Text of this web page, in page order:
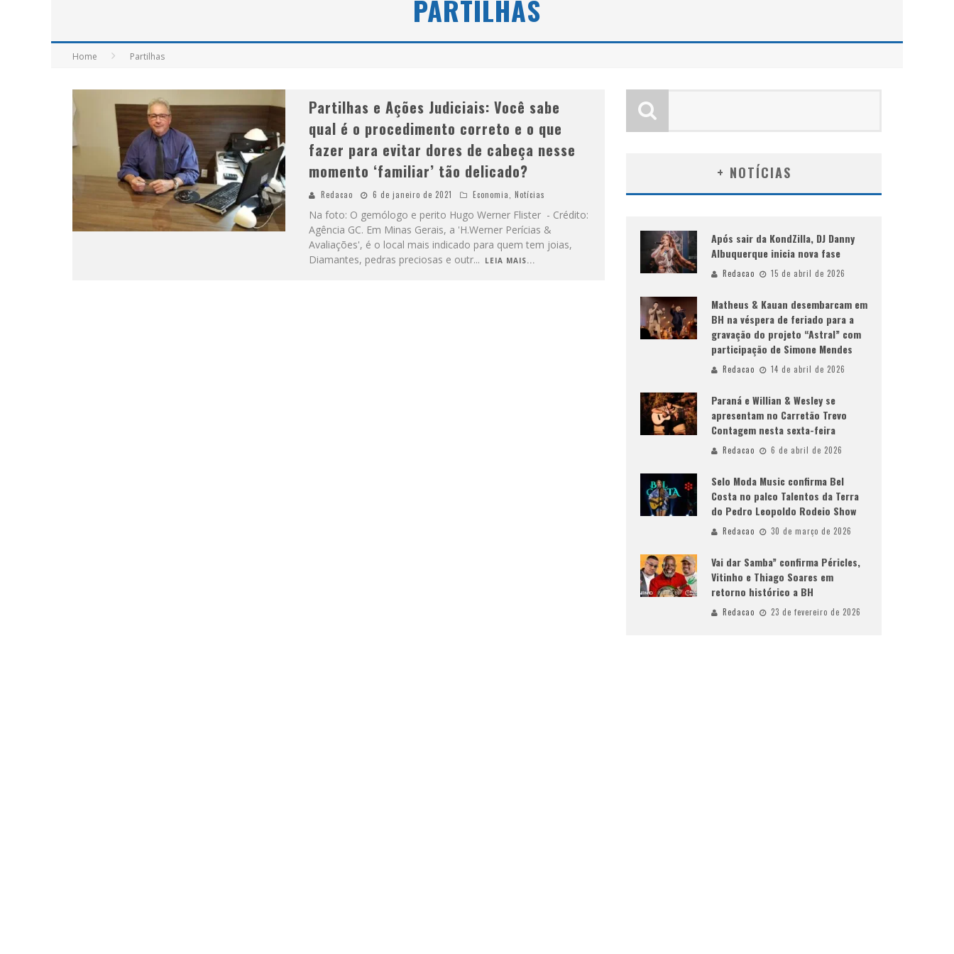
PARTILHAS
Home Partilhas
Partilhas e Ações Judiciais: Você sabe
qual é o procedimento correto e o que
fazer para evitar dores de cabeça nesse
momento ‘familiar’ tão delicado?
Redacao 6 de janeiro de 2021 Economia Notícias
Na foto: O gemólogo e perito Hugo Werner Flister - Crédito:
Agência GC. Em Minas Gerais, a 'H.Werner Perícias &
Avaliações', é o local mais indicado para quem tem joias,
Diamantes, pedras preciosas e outr... LEIA MAIS...
+ NOTÍCIAS
Após sair da KondZilla, DJ Danny
Albuquerque inicia nova fase
Redacao 15 de abril de 2026
Matheus & Kauan desembarcam em
BH na véspera de feriado para a
gravação do projeto “Astral” com
participação de Simone Mendes
Redacao 14 de abril de 2026
Paraná e Willian & Wesley se
apresentam no Carretão Trevo
Contagem nesta sexta-feira
Redacao 6 de abril de 2026
Selo Moda Music confirma Bel
Costa no palco Talentos da Terra
do Pedro Leopoldo Rodeio Show
Redacao 30 de março de 2026
Vai dar Samba” confirma Péricles,
Vitinho e Thiago Soares em
retorno histórico a BH
Redacao 23 de fevereiro de 2026